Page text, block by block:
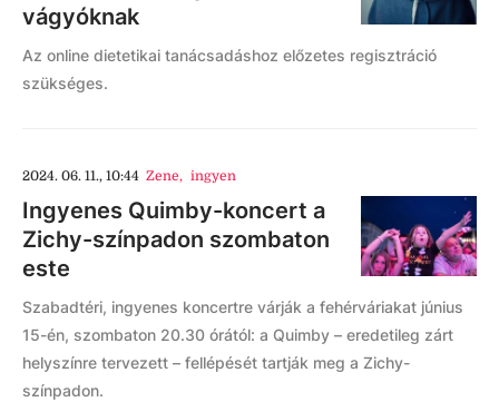
vágyóknak
Az online dietetikai tanácsadáshoz előzetes regisztráció
szükséges.
2024. 06. 11., 10:44 Zene, ingyen
Ingyenes Quimby-koncert a
Zichy-színpadon szombaton
este
Szabadtéri, ingyenes koncertre várják a fehérváriakat június
15-én, szombaton 20.30 órától: a Quimby – eredetileg zárt
helyszínre tervezett – fellépését tartják meg a Zichy-
színpadon.